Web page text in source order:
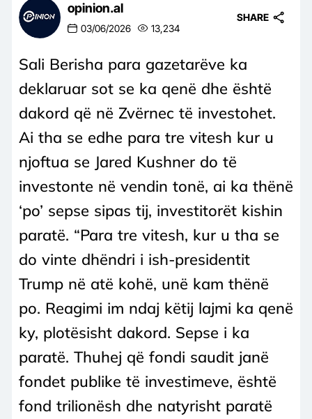
opinion.al
03/06/2026 13,234
SHARE
Sali Berisha para gazetarëve ka
deklaruar sot se ka qenë dhe është
dakord që në Zvërnec të investohet.
Ai tha se edhe para tre vitesh kur u
njoftua se Jared Kushner do të
investonte në vendin tonë, ai ka thënë
‘po’ sepse sipas tij, investitorët kishin
paratë. “Para tre vitesh, kur u tha se
do vinte dhëndri i ish-presidentit
Trump në atë kohë, unë kam thënë
po. Reagimi im ndaj këtij lajmi ka qenë
ky, plotësisht dakord. Sepse i ka
paratë. Thuhej që fondi saudit janë
fondet publike të investimeve, është
fond trilionësh dhe natyrisht paratë